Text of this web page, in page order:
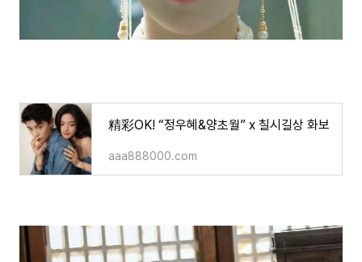
精彩OK! “정우혜&양초월” x 칠시길상 화보
aaa888000.com